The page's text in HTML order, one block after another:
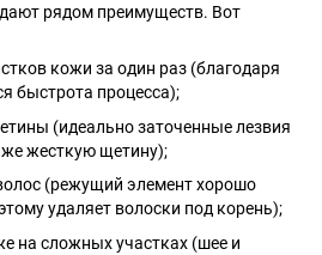
рядом преимуществ. Вот
кожи за один раз (благодаря
быстрота процесса);
(идеально заточенные лезвия
жесткую щетину);
(режущий элемент хорошо
удаляет волоски под корень);
на сложных участках (шее и